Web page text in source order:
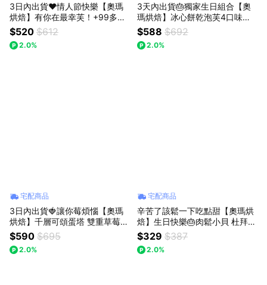
3日內出貨♥️情人節快樂【奧瑪
烘焙】有你在最幸芙！+99多一
件讓愛久久 冰心餅乾泡芙+杜拜
巧克力Q餅 甜點組合 獅子座生日
快樂 情人節快樂
$520 $612
2.0%
3天內出貨🎂獨家生日組合【奧
瑪烘焙】冰心餅乾泡芙4口味＋
千層蛋塔 LINE禮物獨家 情人節
快樂 獅子座生日快樂 送禮首選
禮盒
$588 $692
2.0%
宅配商品
3日內出貨🍓讓你莓煩惱【奧瑪
烘焙】千層可頌蛋塔 雙重草莓白
巧 LINE禮物獨家 獅子座生日快
樂 送禮首選禮盒 生日禮物
$590 $695
2.0%
宅配商品
辛苦了該鬆一下吃點甜【奧瑪烘
焙】生日快樂🎂肉鬆小貝 杜拜巧
克力Q餅 加價購 獅子座生日快樂
$329 $387
2.0%